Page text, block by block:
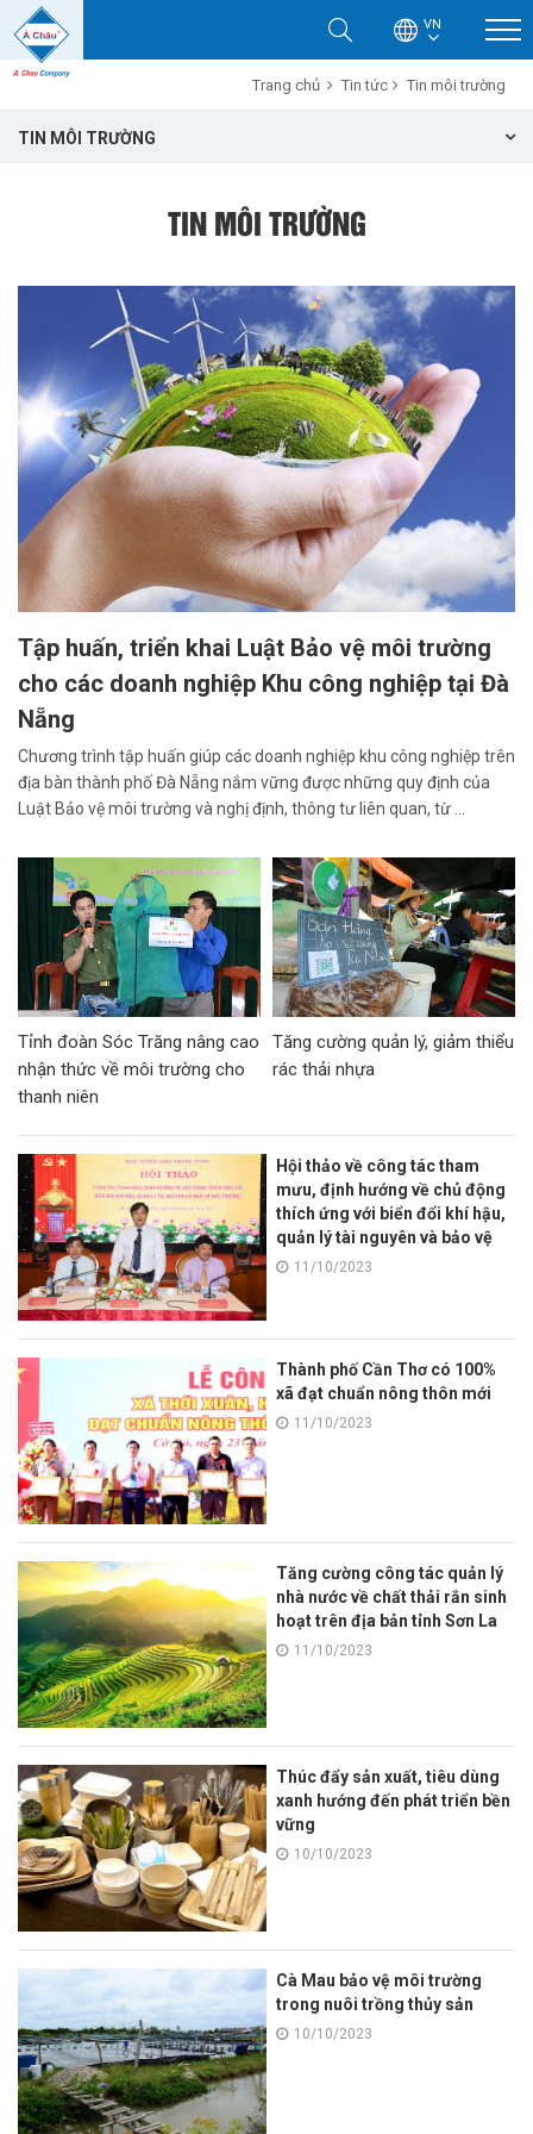
VN
Trang chủ Tin tức Tin môi trường
TIN MÔI TRƯỜNG
TIN MÔI TRƯỜNG
Tập huấn, triển khai Luật Bảo vệ môi trường
cho các doanh nghiệp Khu công nghiệp tại Đà
Nẵng
Chương trình tập huấn giúp các doanh nghiệp khu công nghiệp trên
địa bàn thành phố Đà Nẵng nắm vững được những quy định của
Luật Bảo vệ môi trường và nghị định, thông tư liên quan, từ ...
Tỉnh đoàn Sóc Trăng nâng cao
nhận thức về môi trường cho
thanh niên
Tăng cường quản lý, giảm thiểu
rác thải nhựa
Hội thảo về công tác tham
mưu, định hướng về chủ động
thích ứng với biển đổi khí hậu,
quản lý tài nguyên và bảo vệ
môi trường
11/10/2023
Thành phố Cần Thơ có 100%
xã đạt chuẩn nông thôn mới
11/10/2023
Tăng cường công tác quản lý
nhà nước về chất thải rắn sinh
hoạt trên địa bản tỉnh Sơn La
11/10/2023
Thúc đẩy sản xuất, tiêu dùng
xanh hướng đến phát triển bền
vững
10/10/2023
Cà Mau bảo vệ môi trường
trong nuôi trồng thủy sản
10/10/2023